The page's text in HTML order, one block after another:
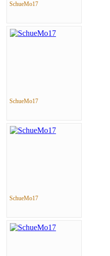
SchueMo17
SchueMo17
SchueMo17